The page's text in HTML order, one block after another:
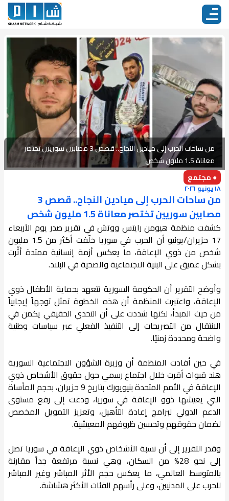
من ساحات الحرب إلى ميادين النجاح.. قصص 3 مصابين سوريين تختصر
معاناة 1.5 مليون شخص
● مجتمع
١٨ يونيو ٢٠٢٦
من ساحات الحرب إلى ميادين النجاح.. قصص 3
مصابين سوريين تختصر معاناة 1.5 مليون شخص
كشفت منظمة هيومن رايتس ووتش في تقرير صدر يوم الأربعاء
17 حزيران/يونيو أن الحرب في سوريا خلّفت أكثر من 1.5 مليون
شخص من ذوي الإعاقة، ما يعكس أزمة إنسانية ممتدة أثّرت
بشكل عميق على البنية الاجتماعية والصحية في البلاد.
وأوضح التقرير أن الحكومة السورية تتعهد بحماية الأطفال ذوي
الإعاقة، واعتبرت المنظمة أن هذه الخطوة تمثل توجهاً إيجابياً
من حيث المبدأ، لكنها شددت على أن التحدي الحقيقي يكمن في
الانتقال من التصريحات إلى التنفيذ الفعلي عبر سياسات وطنية
واضحة ومحددة زمنيًا.
في حين أفادت المنظمة أن وزيرة الشؤون الاجتماعية السورية
هند قبوات أقرت خلال اجتماع رسمي حول حقوق الأشخاص ذوي
الإعاقة في الأمم المتحدة بنيويورك بتاريخ 9 حزيران، بحجم المأساة
التي يعيشها ذوو الإعاقة في سوريا، ودعت إلى رفع مستوى
الدعم الدولي لبرامج إعادة التأهيل، وتعزيز التمويل المخصص
لضمان حقوقهم وتحسين ظروفهم المعيشية.
وقدر التقرير إلى أن نسبة الأشخاص ذوي الإعاقة في سوريا تصل
إلى نحو 28% من السكان، وهي نسبة مرتفعة جداً مقارنة
بالمتوسط العالمي، ما يعكس حجم الأثر المباشر وغير المباشر
للحرب على المدنيين، وعلى رأسهم الفئات الأكثر هشاشة.